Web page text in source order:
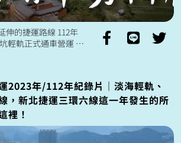
伸的捷運路線 112年
輕軌正式通車營運 🔹
2023年/112年紀錄片｜淡海輕軌、
，新北捷運三環六線這一年發生的所
裡！